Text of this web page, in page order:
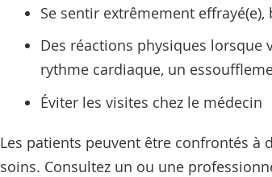
Se sentir extrêmement
Des réactions physiques lorsque
rythme cardiaque, un
Éviter les visites chez le médecin
Les patients peuvent être confrontés
soins. Consultez un ou une